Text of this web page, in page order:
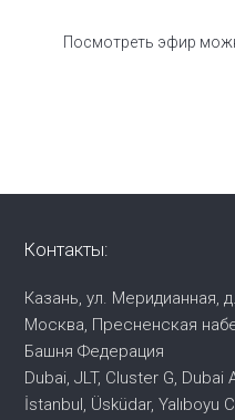
Посмотреть эфир
Контакты:
Казань, ул. Меридианная,
Москва, Пресненская
Башня Федерация
Dubai, JLT, Cluster G, Dubai
İstanbul, Üsküdar, Yalıboyu